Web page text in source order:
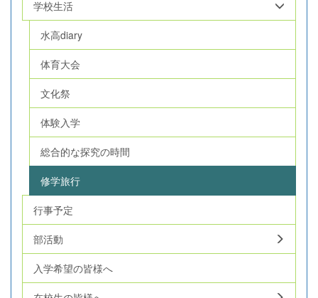
学校生活
水高diary
体育大会
文化祭
体験入学
総合的な探究の時間
修学旅行
行事予定
部活動
入学希望の皆様へ